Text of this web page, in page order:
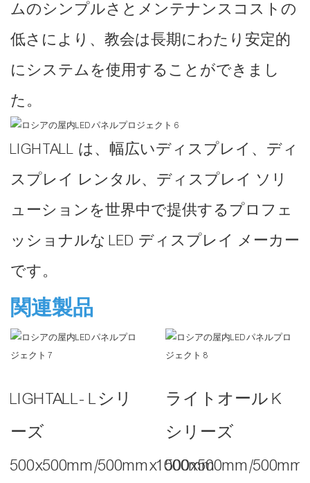
ムのシンプルさとメンテナンスコストの
低さにより、教会は長期にわたり安定的
にシステムを使用することができまし
た。
LIGHTALL は、幅広いディスプレイ、ディ
スプレイ レンタル、ディスプレイ ソリ
ューションを世界中で提供するプロフェ
ッショナルな LED ディスプレイ メーカー
です。
関連製品
LIGHTALL- Lシリ
ーズ
500x500mm/500mmx1000mm
ライトオール K
シリーズ
500x500mm/